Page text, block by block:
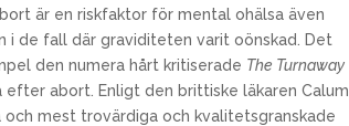
är en riskfaktor för mental ohälsa även
i de fall där graviditeten varit oönskad. Det
den numera hårt kritiserade The Turnaway
abort. Enligt den brittiske läkaren Calum
mest trovärdiga och kvalitetsgranskade